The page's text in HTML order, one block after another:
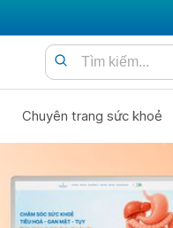
Chuyên trang sức khoẻ